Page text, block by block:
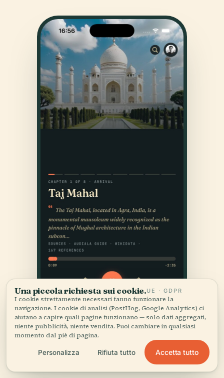
Una piccola richiesta sui cookie.UE · GDPR
I cookie strettamente necessari fanno funzionare la
navigazione. I cookie di analisi (PostHog, Google Analytics) ci
aiutano a capire quali pagine funzionano — solo dati aggregati,
niente pubblicità, niente vendita. Puoi cambiare in qualsiasi
momento dal piè di pagina.
Personalizza Rifiuta tutto Accetta tutto